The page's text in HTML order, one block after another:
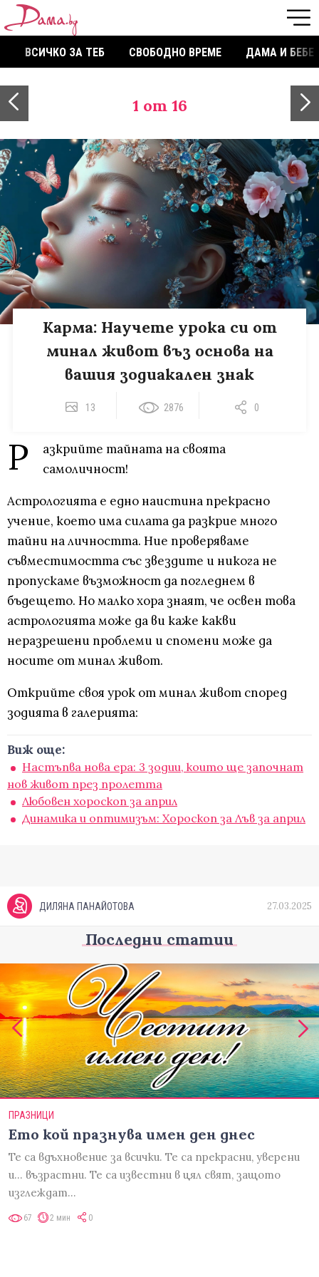
ВСИЧКО ЗА ТЕБ СВОБОДНО ВРЕМЕ ДАМА И БЕБЕ
1 от 16
Карма: Научете урока си от
минал живот въз основа на
вашия зодиакален знак
13 2876 0
Р
азкрийте тайната на своята
самоличност!
Астрологията е едно наистина прекрасно
учение, което има силата да разкрие много
тайни на личността. Ние проверяваме
съвместимостта със звездите и никога не
пропускаме възможност да погледнем в
бъдещето. Но малко хора знаят, че освен това
астрологията може да ви каже какви
неразрешени проблеми и спомени може да
носите от минал живот.
Открийте своя урок от минал живот според
зодията в галерията:
Виж още:
Настъпва нова ера: 3 зодии, които ще започнат
нов живот през пролетта
Любовен хороскоп за април
Динамика и оптимизъм: Хороскоп за Лъв за април
ДИЛЯНА ПАНАЙОТОВА 27.03.2025
Последни статии
ПРАЗНИЦИ
Ето кой празнува имен ден днес
Те са вдъхновение за всички. Те са прекрасни, уверени
и... възрастни. Те са известни в цял свят, защото
изглеждат…
67 2 мин 0